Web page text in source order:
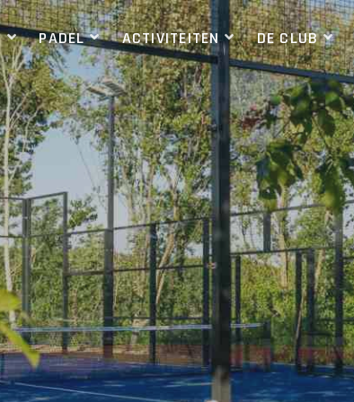
PADEL ACTIVITEITEN DE CLUB